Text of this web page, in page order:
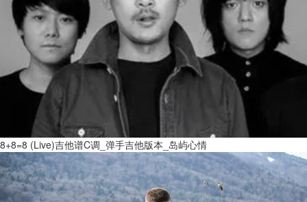
8+8=8 (Live)吉他谱C调_弹手吉他版本_岛屿心情